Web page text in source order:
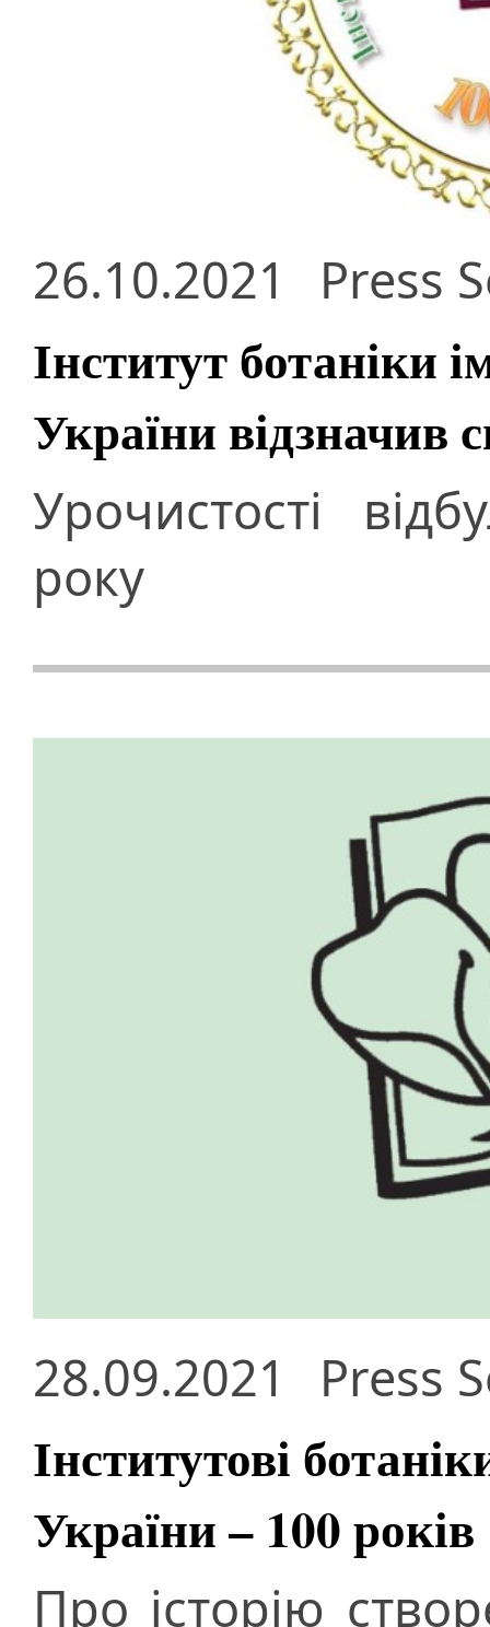
26.10.2021 Press
Інститут
України відзначив
Урочистості
року
28.09.2021 Press
Інститутові
України – 100 років
Про історію